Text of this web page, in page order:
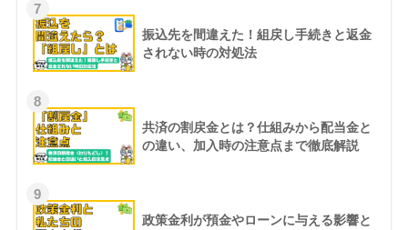
7
振込先を間違えた！組戻し手続きと返金
されない時の対処法
8
共済の割戻金とは？仕組みから配当金と
の違い、加入時の注意点まで徹底解説
9
政策金利が預金やローンに与える影響と